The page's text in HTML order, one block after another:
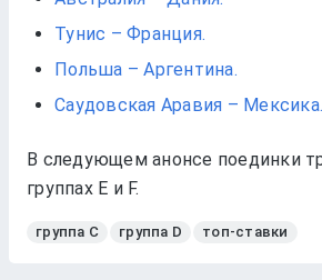
Тунис – Франция.
Польша – Аргентина.
Саудовская Аравия – Мексика.
В следующем анонсе поединки
группах E и F.
группа C группа D топ-ставки